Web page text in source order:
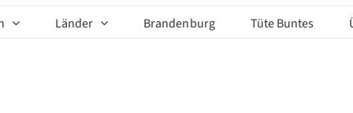
Länder Brandenburg Tüte Buntes